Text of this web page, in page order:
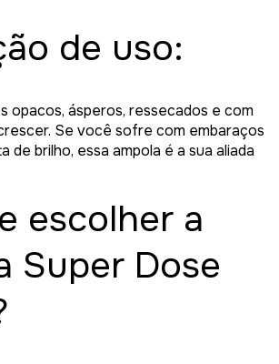
de uso:
opacos, ásperos, ressecados e com
Se você sofre com embaraços
de brilho, essa ampola é a sua aliada
escolher a
Super Dose